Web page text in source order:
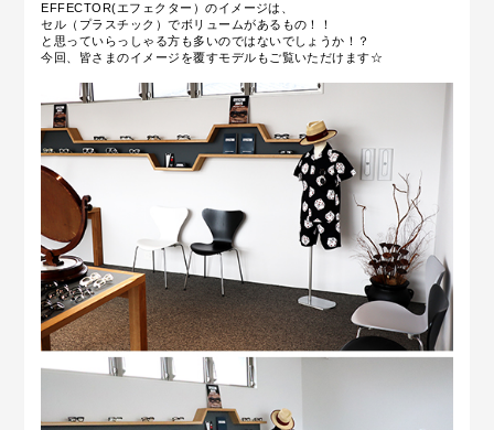
EFFECTOR(エフェクター）のイメージは、
セル（プラスチック）でボリュームがあるもの！！
と思っていらっしゃる方も多いのではないでしょうか！？
今回、皆さまのイメージを覆すモデルもご覧いただけます☆